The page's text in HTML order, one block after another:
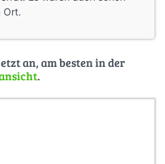
Ort.
an, am besten in der
.